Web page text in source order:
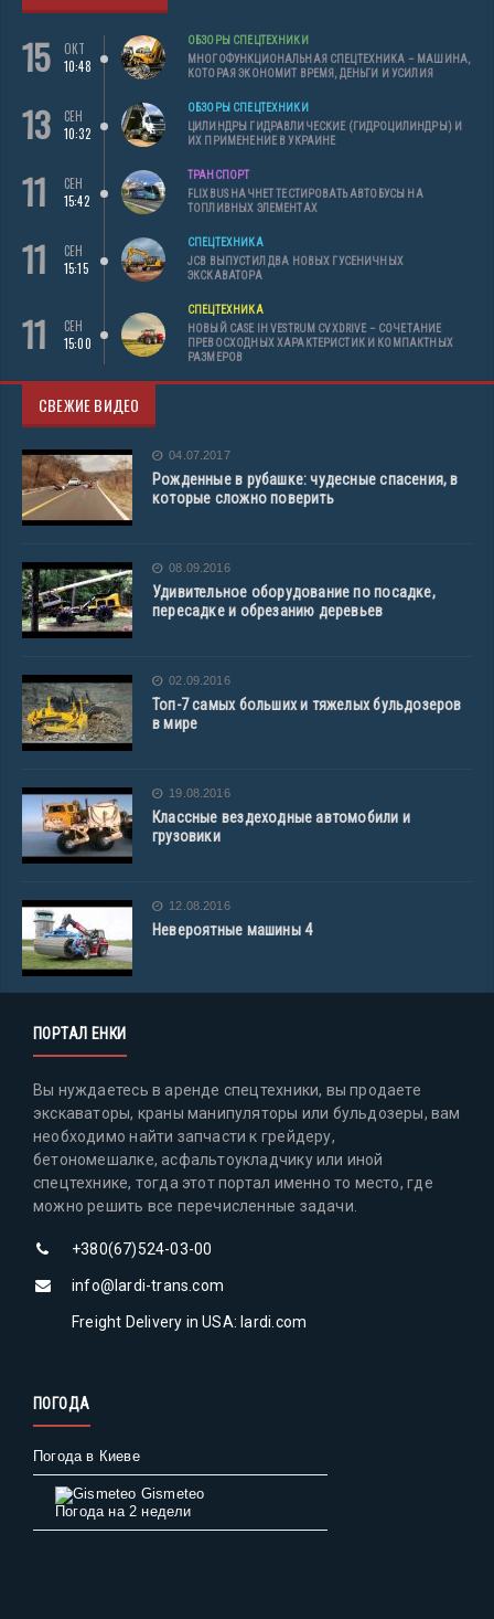
15
ОКТ
10:48
ОБЗОРЫ СПЕЦТЕХНИКИ
МНОГОФУНКЦИОНАЛЬНАЯ СПЕЦТЕХНИКА – МАШИНА,
КОТОРАЯ ЭКОНОМИТ ВРЕМЯ, ДЕНЬГИ И УСИЛИЯ
13
СЕН
10:32
ОБЗОРЫ СПЕЦТЕХНИКИ
ЦИЛИНДРЫ ГИДРАВЛИЧЕСКИЕ (ГИДРОЦИЛИНДРЫ) И
ИХ ПРИМЕНЕНИЕ В УКРАИНЕ
11
СЕН
15:42
ТРАНСПОРТ
FLIXBUS НАЧНЕТ ТЕСТИРОВАТЬ АВТОБУСЫ НА
ТОПЛИВНЫХ ЭЛЕМЕНТАХ
11
СЕН
15:15
СПЕЦТЕХНИКА
JCB ВЫПУСТИЛ ДВА НОВЫХ ГУСЕНИЧНЫХ
ЭКСКАВАТОРА
11
СЕН
15:00
СПЕЦТЕХНИКА
НОВЫЙ CASE IH VESTRUM CVXDRIVE – СОЧЕТАНИЕ
ПРЕВОСХОДНЫХ ХАРАКТЕРИСТИК И КОМПАКТНЫХ
РАЗМЕРОВ
СВЕЖИЕ ВИДЕО
04.07.2017
Рожденные в рубашке: чудесные спасения, в
которые сложно поверить
08.09.2016
Удивительное оборудование по посадке,
пересадке и обрезанию деревьев
02.09.2016
Топ-7 самых больших и тяжелых бульдозеров
в мире
19.08.2016
Классные вездеходные автомобили и
грузовики
12.08.2016
Невероятные машины 4
ПОРТАЛ ЕНКИ
Вы нуждаетесь в аренде спецтехники, вы продаете
экскаваторы, краны манипуляторы или бульдозеры, вам
необходимо найти запчасти к грейдеру,
бетономешалке, асфальтоукладчику или иной
спецтехнике, тогда этот портал именно то место, где
можно решить все перечисленные задачи.
+380(67)524-03-00
info@lardi-trans.com
Freight Delivery in USA: lardi.com
ПОГОДА
Погода в Киеве
Gismeteo
Погода на 2 недели